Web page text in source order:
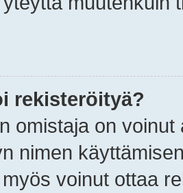
rekisteröityä?
omistaja on
nimen
voinut ottaa